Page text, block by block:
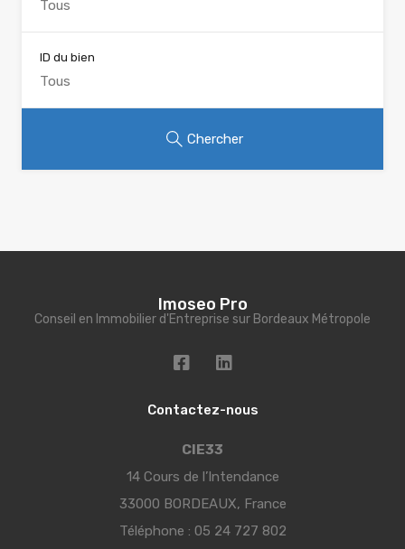
ID du bien
Chercher
Imoseo Pro
Conseil en Immobilier d'Entreprise sur Bordeaux Métropole
Contactez-nous
CIE33
14 Cours de l’Intendance
33000 BORDEAUX, France
Téléphone : 05 24 727 802